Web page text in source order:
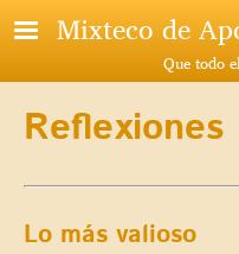
Pasar al contenido
Mixteco de
Que todo
Reflexiones
Lo más valioso